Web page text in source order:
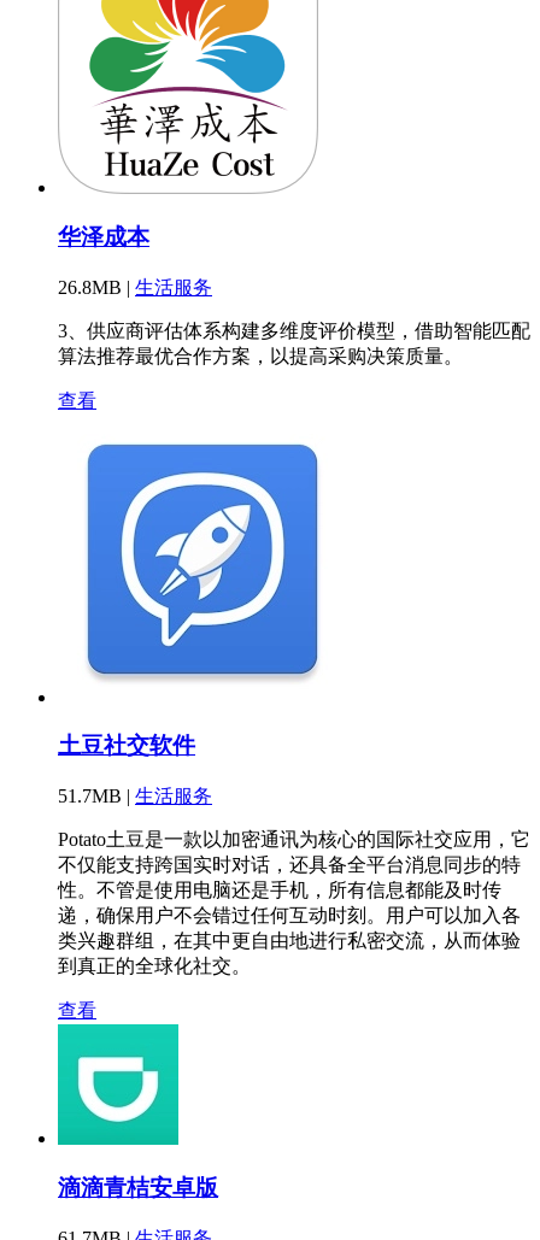
华泽成本
26.8MB | 生活服务
3、供应商评估体系构建多维度评价模型，借助智能匹配
算法推荐最优合作方案，以提高采购决策质量。
查看
土豆社交软件
51.7MB | 生活服务
Potato土豆是一款以加密通讯为核心的国际社交应用，它
不仅能支持跨国实时对话，还具备全平台消息同步的特
性。不管是使用电脑还是手机，所有信息都能及时传
递，确保用户不会错过任何互动时刻。用户可以加入各
类兴趣群组，在其中更自由地进行私密交流，从而体验
到真正的全球化社交。
查看
滴滴青桔安卓版